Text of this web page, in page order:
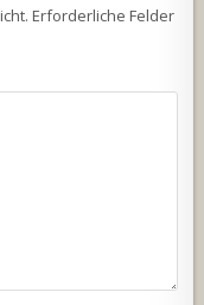
Erforderliche Felder